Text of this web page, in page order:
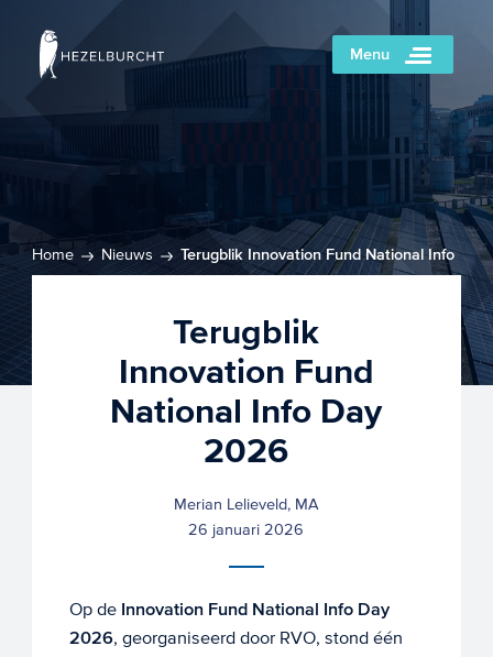
Menu
Home Nieuws
Terugblik Innovation Fund National Info
Terugblik
Innovation Fund
National Info Day
2026
Merian Lelieveld, MA
26 januari 2026
Op de Innovation Fund National Info Day
2026, georganiseerd door RVO, stond één